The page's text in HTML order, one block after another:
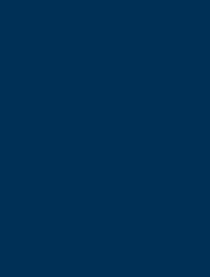
Каме. Маршрутов очень много. Во
посетить такие города:
этим и другим городам, в ходе